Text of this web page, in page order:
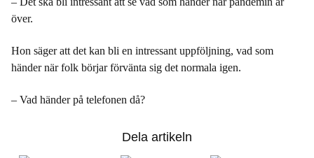
över.
Hon säger att det kan bli en intressant uppföljning, vad som
händer när folk börjar förvänta sig det normala igen.
– Vad händer på telefonen då?
Dela artikeln